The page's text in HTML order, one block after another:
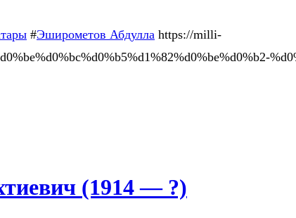
#Эширометов Абдулла https://milli-
(1914 — ?)